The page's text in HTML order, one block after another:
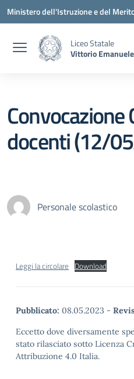
Vai ai contenuti
Vai al menu di navigazione
Vai al footer
Ministero dell'Istruzione e del
Liceo Statale
Vittorio
Convocazione
docenti (12/
Personale scolastico
Leggi la circolare Download
Pubblicato: 08.05.2023 -
Eccetto dove diversamente
stato rilasciato sotto Licenza
Attribuzione 4.0 Italia.